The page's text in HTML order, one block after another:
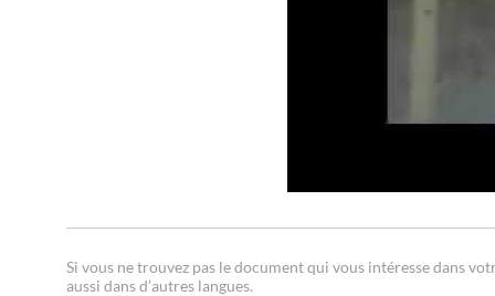
Si vous ne trouvez pas le document qui vous intéresse dans
aussi dans d’autres langues.